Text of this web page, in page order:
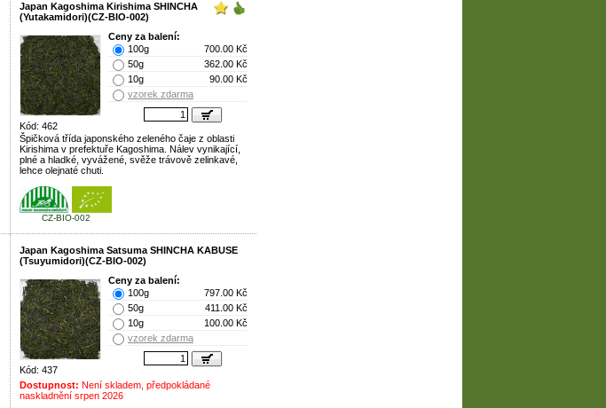
Japan Kagoshima Kirishima SHINCHA
(Yutakamidori)(CZ-BIO-002)
Kód: 462
Ceny za balení:
100g
700.00 Kč
50g
362.00 Kč
10g
90.00 Kč
vzorek zdarma
Špičková třída japonského zeleného čaje z oblasti
Kirishima v prefektuře Kagoshima. Nálev vynikající,
plné a hladké, vyvážené, svěže trávově zelinkavé,
lehce olejnaté chuti.
CZ-BIO-002
Japan Kagoshima Satsuma SHINCHA KABUSE
(Tsuyumidori)(CZ-BIO-002)
Kód: 437
Ceny za balení:
100g
797.00 Kč
50g
411.00 Kč
10g
100.00 Kč
vzorek zdarma
Dostupnost: Není skladem, předpokládané
naskladnění srpen 2026